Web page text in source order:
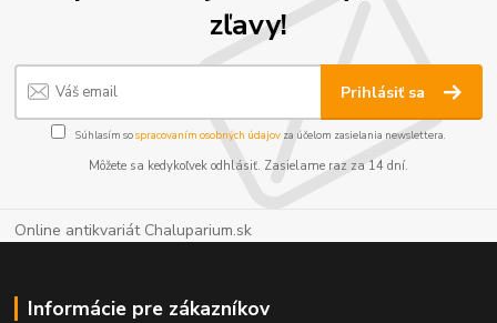
zľavy!
Prihlásiť sa
Súhlasím sospracovaním osobných údajov za účelom zasielania newslettera.
Môžete sa kedykoľvek odhlásiť. Zasielame raz za 14 dní.
Online antikvariát Chaluparium.sk
Informácie pre zákazníkov